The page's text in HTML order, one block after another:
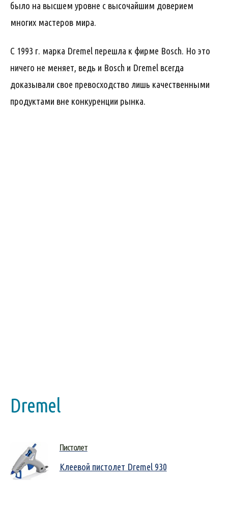
было на высшем уровне с высочайшим доверием
многих мастеров мира.
С 1993 г. марка Dremel перешла к фирме Bosch. Но это
ничего не меняет, ведь и Bosch и Dremel всегда
доказывали свое превосходство лишь качественными
продуктами вне конкуренции рынка.
Dremel
Пистолет
Клеевой пистолет Dremel 930